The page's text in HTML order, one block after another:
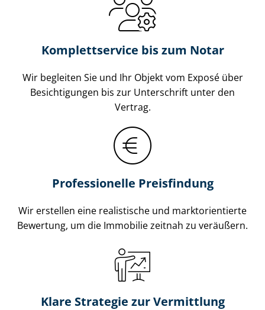
Komplettservice bis zum Notar
Wir begleiten Sie und Ihr Objekt vom Exposé über
Besichtigungen bis zur Unterschrift unter den
Vertrag.
Professionelle Preisfindung
Wir erstellen eine realistische und markt­ori­en­tier­te
Bewertung, um die Immobilie zeitnah zu veräußern.
Klare Strategie zur Vermittlung